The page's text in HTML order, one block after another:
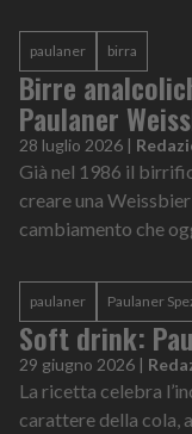
paulaner birra
Birre
Paulaner
28 luglio 2026 |
Già nel 1986 il
creare una
cambiamento che
paulaner Paulaner
Soft drink:
29 giugno 2026 |
La ricetta celebra
carattere della cola,